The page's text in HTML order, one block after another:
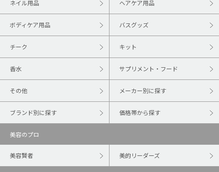
ネイル用品 ヘアケア用品
ボディケア用品 バスグッズ
チーク キット
香水 サプリメント・フード
その他 メーカー別に探す
ブランド別に探す 価格帯から探す
美容のプロ
美容賢者 美的リーダーズ